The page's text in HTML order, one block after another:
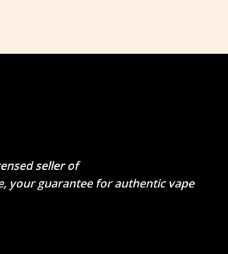
seller of
, your guarantee for authentic vape